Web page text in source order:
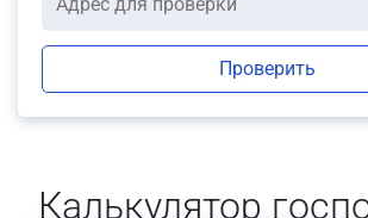
Проверить
Калькулятор